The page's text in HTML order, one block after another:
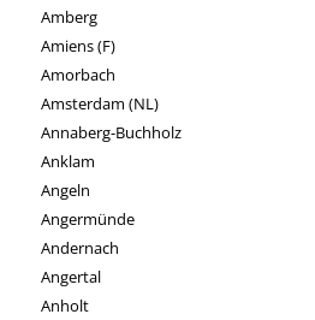
Amberg
Amiens (F)
Amorbach
Amsterdam (NL)
Annaberg-Buchholz
Anklam
Angeln
Angermünde
Andernach
Angertal
Anholt